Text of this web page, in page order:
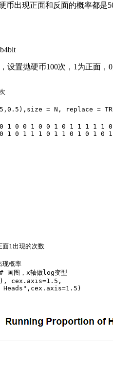
币出现正面和反面的概率都是
置抛硬币100次，1为正面，0
= N, replace =
1 0 0 1 0 0 1 0 1 1 1 1 1
1 0 1 1 1 0 1 1 0 1 0 1 0
1出现的次数
概率
，x轴做log变型
cex.axis=1.5,